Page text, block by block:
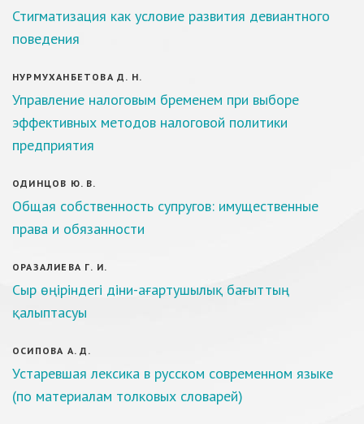
Стигматизация как условие развития девиантного
поведения
НУРМУХАНБЕТОВА Д. Н.
Управление налоговым бременем при выборе
эффективных методов налоговой политики
предприятия
ОДИНЦОВ Ю. В.
Общая собственность супругов: имущественные
права и обязанности
ОРАЗАЛИЕВА Г. И.
Сыр өңіріндегі діни-ағартушылық бағыттың
қалыптасуы
ОСИПОВА А. Д.
Устаревшая лексика в русском современном языке
(по материалам толковых словарей)